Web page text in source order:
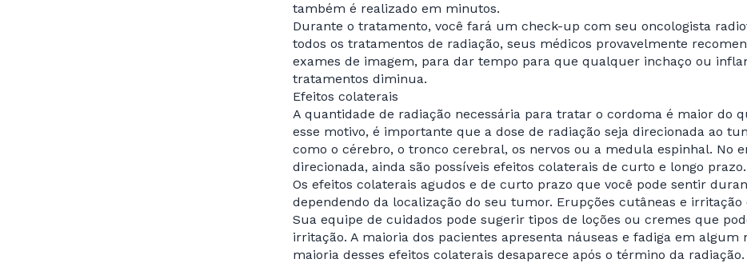
também é realizado em minutos.
Durante o tratamento, você fará um check-up com seu oncologista
todos os tratamentos de radiação, seus médicos provavelmente
exames de imagem, para dar tempo para que qualquer inchaço ou
tratamentos diminua.
Efeitos colaterais
A quantidade de radiação necessária para tratar o cordoma é maior do
esse motivo, é importante que a dose de radiação seja direcionada ao
como o cérebro, o tronco cerebral, os nervos ou a medula espinhal. No
direcionada, ainda são possíveis efeitos colaterais de curto e longo prazo.
Os efeitos colaterais agudos e de curto prazo que você pode sentir
dependendo da localização do seu tumor. Erupções cutâneas e
Sua equipe de cuidados pode sugerir tipos de loções ou cremes que
irritação. A maioria dos pacientes apresenta náuseas e fadiga em
maioria desses efeitos colaterais desaparece após o término da